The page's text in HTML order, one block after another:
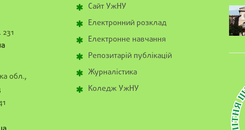
обл.,
Сайт УжНУ
Електронний розклад
Електронне навчання
Репозитарій публікацій
Журналістика
Коледж УжНУ